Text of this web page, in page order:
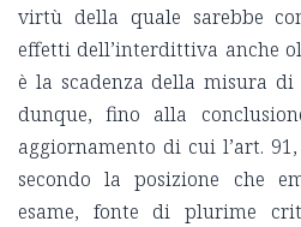
virtù della quale sarebbe
effetti dell’interdittiva anche
è la scadenza della misura
dunque, fino alla
aggiornamento di cui l’art. 91,
secondo la posizione che
esame, fonte di plurime